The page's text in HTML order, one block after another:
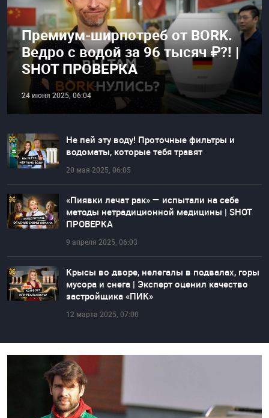
Премиум-ширпотреб от BORK.
Ведро с водой за 96 тысяч ₽?! |
SHOT ПРОВЕРКА
24 июня 2025, 06:04
Не пей эту воду! Проточные фильтры и
водоматы, которые тебя травят
20 мая 2025, 06:05
«Пиявки лечат рак» — испытали на себе
методы нетрадиционной медицины | SHOT
ПРОВЕРКА
9 апреля 2025, 06:03
Крысы во дворе, нелегалы в подвалах, горы
мусора и снега | Эксперт оценил качество
застройщика «ПИК»
12 марта 2025, 07:00